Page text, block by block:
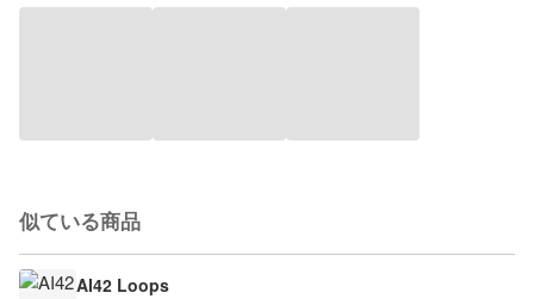
似ている商品
AI42 Loops